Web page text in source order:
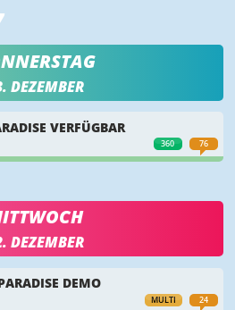
DEZEMBER
360 76
VERFÜGBAR
DEZEMBER
MULTI 24
DEMO